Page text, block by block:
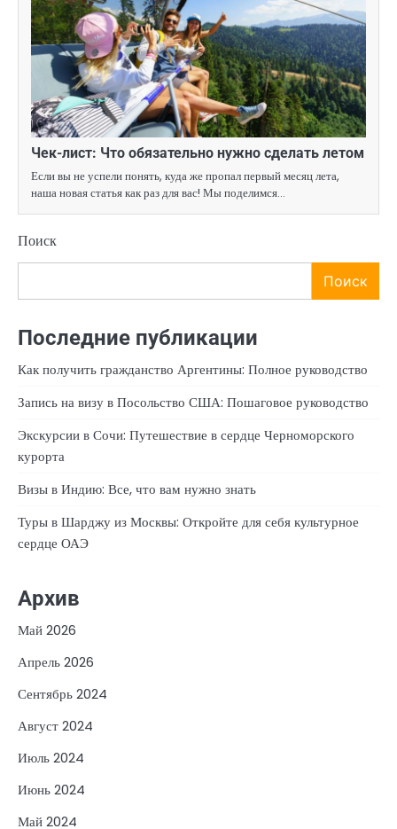
Чек-лист: Что обязательно нужно сделать летом
Если вы не успели понять, куда же пропал первый месяц лета,
наша новая статья как раз для вас! Мы поделимся…
Поиск
Поиск
Последние публикации
Как получить гражданство Аргентины: Полное руководство
Запись на визу в Посольство США: Пошаговое руководство
Экскурсии в Сочи: Путешествие в сердце Черноморского
курорта
Визы в Индию: Все, что вам нужно знать
Туры в Шарджу из Москвы: Откройте для себя культурное
сердце ОАЭ
Архив
Май 2026
Апрель 2026
Сентябрь 2024
Август 2024
Июль 2024
Июнь 2024
Май 2024